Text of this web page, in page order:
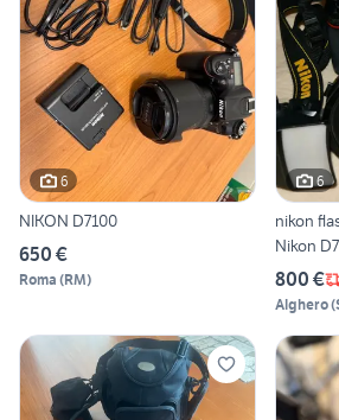
6
NIKON D7100
650 €
Roma (RM)
6
nikon
Nikon
800 €
Alghero(